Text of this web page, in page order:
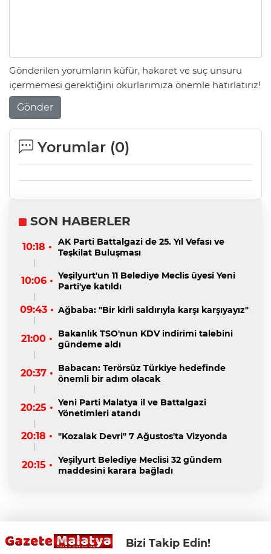
Gönderilen yorumların küfür, hakaret ve suç unsuru
içermemesi gerektiğini okurlarımıza önemle hatırlatırız!
Gönder
Yorumlar (0)
SON HABERLER
10:18 •
AK Parti Battalgazi de 25. Yıl Vefası ve
Teşkilat Buluşması
10:06 • Yeşilyurt'un 11 Belediye Meclis üyesi Yeni
Parti'ye katıldı
09:43 • Ağbaba: "Bir kirli saldırıyla karşı karşıyayız"
21:00 •
Bakanlık TSO'nun KDV indirimi talebini
gündeme aldı
20:37 • Babacan: Terörsüz Türkiye hedefinde
önemli bir adım olacak
20:25 • Yeni Parti Malatya il ve Battalgazi
Yönetimleri atandı
20:18 • "Kozalak Devri" 7 Ağustos'ta Vizyonda
20:15 • Yeşilyurt Belediye Meclisi 32 gündem
maddesini karara bağladı
Bizi Takip Edin!